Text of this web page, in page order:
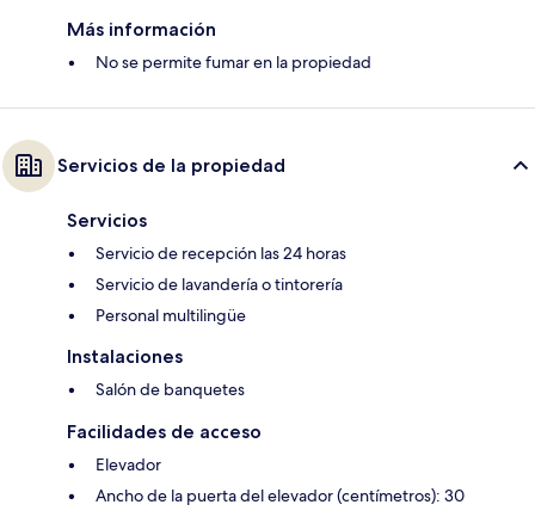
Más información
No se permite fumar en la propiedad
Servicios de la propiedad
Servicios
Servicio de recepción las 24 horas
Servicio de lavandería o tintorería
Personal multilingüe
Instalaciones
Salón de banquetes
Facilidades de acceso
Elevador
Ancho de la puerta del elevador (centímetros): 30